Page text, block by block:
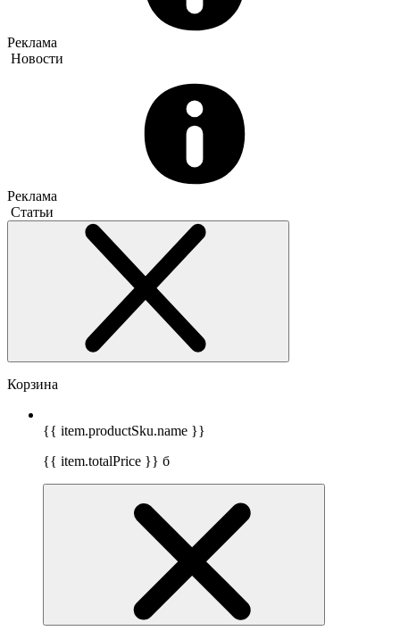
Реклама
Новости
Реклама
Статьи
Корзина
{{ item.productSku.name }}
{{ item.totalPrice }} б